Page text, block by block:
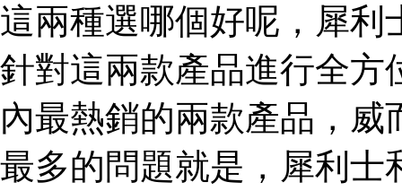
這兩種選哪個好呢，犀利
針對這兩款產品進行全方
內最熱銷的兩款產品，
最多的問題就是，犀利士